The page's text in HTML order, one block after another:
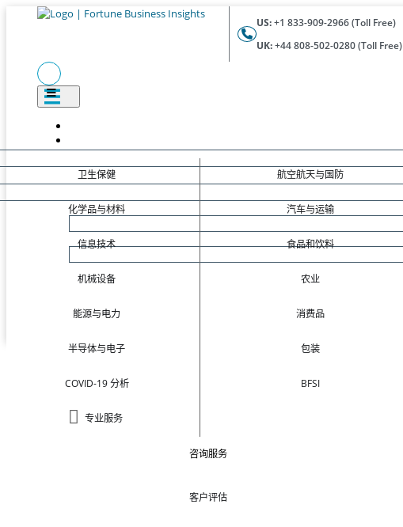
US:+1 833-909-2966 (Toll Free)
UK:+44 808-502-0280 (Toll Free)
卫生保健
化学品与材料
信息技术
机械设备
能源与电力
半导体与电子
COVID-19 分析
专业服务
航空航天与国防
汽车与运输
食品和饮料
农业
消费品
包装
BFSI
咨询服务
客户评估